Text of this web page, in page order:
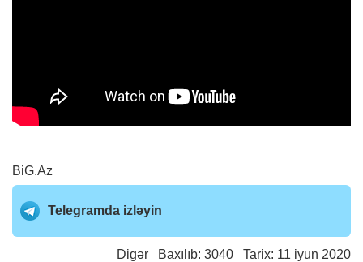
BiG.Az
Telegramda izləyin
Digər Baxılıb: 3040 Tarix: 11 iyun 2020